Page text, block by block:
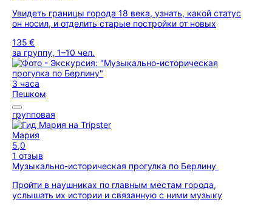
Увидеть границы города 18 века, узнать, какой статус
он носил, и отделить старые постройки от новых
135 €
за группу, 1–10 чел.
3 часа
Пешком
групповая
Мария
5,0
1 отзыв
Музыкально-историческая прогулка по Берлину
Пройти в наушниках по главным местам города,
услышать их истории и связанную с ними музыку